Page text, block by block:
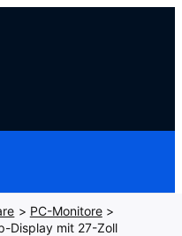
PC-Monitore
Display mit 27-Zoll